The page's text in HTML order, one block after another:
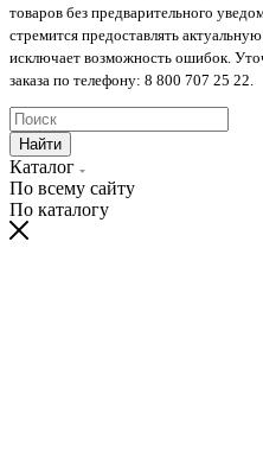
товаров без предварительного
стремится предоставлять
исключает возможность ошибок.
заказа по телефону: 8 800 707 25 22.
Найти
Каталог
По всему сайту
По каталогу